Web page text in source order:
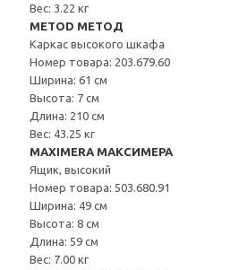
Вес: 3.22 кг
METOD МЕТОД
Каркас высокого шкафа
Номер товара: 203.679.60
Ширина: 61 см
Высота: 7 см
Длина: 210 см
Вес: 43.25 кг
MAXIMERA МАКСИМЕРА
Ящик, высокий
Номер товара: 503.680.91
Ширина: 49 см
Высота: 8 см
Длина: 59 см
Вес: 7.00 кг